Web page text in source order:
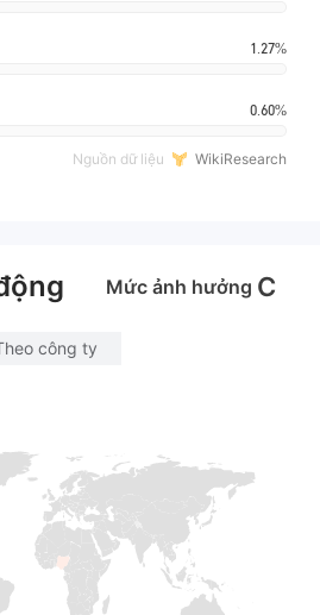
1.27%
0.60%
Nguồn dữ liệu WikiResearch
Mức ảnh hưởng C
công ty